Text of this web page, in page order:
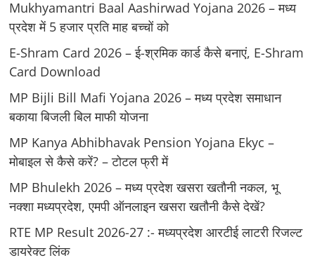
Mukhyamantri Baal Aashirwad Yojana 2026 – मध्य
प्रदेश में 5 हजार प्रति माह बच्चों को
E-Shram Card 2026 – ई-श्रमिक कार्ड कैसे बनाएं, E-Shram
Card Download
MP Bijli Bill Mafi Yojana 2026 – मध्य प्रदेश समाधान
बकाया बिजली बिल माफी योजना
MP Kanya Abhibhavak Pension Yojana Ekyc –
मोबाइल से कैसे करें? – टोटल फ्री में
MP Bhulekh 2026 – मध्य प्रदेश खसरा खतौनी नकल, भू
नक्शा मध्यप्रदेश, एमपी ऑनलाइन खसरा खतौनी कैसे देखें?
RTE MP Result 2026-27 :- मध्‍यप्रदेश आरटीई लाटरी रिजल्ट
डायरेक्ट लिंक